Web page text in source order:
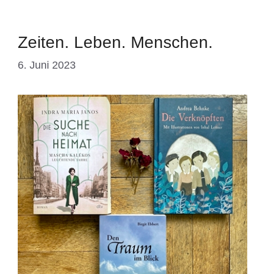
Zeiten. Leben. Menschen.
6. Juni 2023